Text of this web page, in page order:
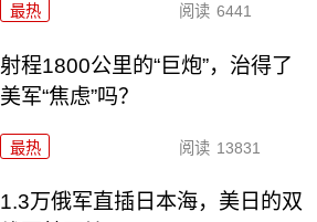
最热 阅读 6441
射程1800公里的“巨炮”，治得了
美军“焦虑”吗？
最热 阅读 13831
1.3万俄军直插日本海，美日的双